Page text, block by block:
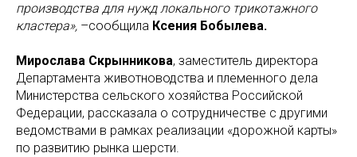
производства для нужд локального трикотажного
кластера», –сообщила Ксения Бобылева.
Мирослава Скрынникова, заместитель директора
Департамента животноводства и племенного дела
Министерства сельского хозяйства Российской
Федерации, рассказала о сотрудничестве с другими
ведомствами в рамках реализации «дорожной карты»
по развитию рынка шерсти.